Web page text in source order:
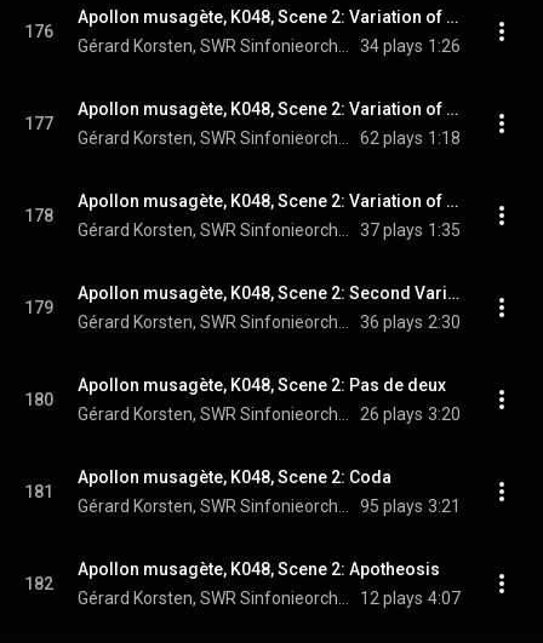
176
Apollon musagète, K048, Scene 2: Variation of Calliope (The Alexandrine)
34 plays 1:26
177
Apollon musagète, K048, Scene 2: Variation of Polyhymnia
62 plays 1:18
178
Apollon musagète, K048, Scene 2: Variation of Terpsichore
37 plays 1:35
179
Apollon musagète, K048, Scene 2: Second Variation of Apollo
36 plays 2:30
180
Apollon musagète, K048, Scene 2: Pas de deux
26 plays 3:20
181
Apollon musagète, K048, Scene 2: Coda
95 plays 3:21
182
Apollon musagète, K048, Scene 2: Apotheosis
12 plays 4:07